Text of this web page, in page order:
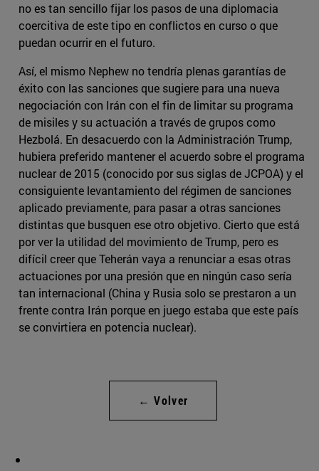
no es tan sencillo fijar los pasos de una diplomacia
coercitiva de este tipo en conflictos en curso o que
puedan ocurrir en el futuro.
Así, el mismo Nephew no tendría plenas garantías de
éxito con las sanciones que sugiere para una nueva
negociación con Irán con el fin de limitar su programa
de misiles y su actuación a través de grupos como
Hezbolá. En desacuerdo con la Administración Trump,
hubiera preferido mantener el acuerdo sobre el programa
nuclear de 2015 (conocido por sus siglas de JCPOA) y el
consiguiente levantamiento del régimen de sanciones
aplicado previamente, para pasar a otras sanciones
distintas que busquen ese otro objetivo. Cierto que está
por ver la utilidad del movimiento de Trump, pero es
difícil creer que Teherán vaya a renunciar a esas otras
actuaciones por una presión que en ningún caso sería
tan internacional (China y Rusia solo se prestaron a un
frente contra Irán porque en juego estaba que este país
se convirtiera en potencia nuclear).
← Volver